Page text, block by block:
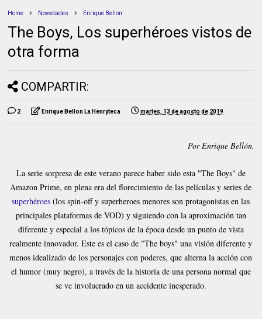
Home Novedades Enrique Bellon
The Boys, Los superhéroes vistos de
otra forma
COMPARTIR:
2 Enrique Bellon La Henryteca martes, 13 de agosto de 2019
Por Enrique Bellón.
La serie sorpresa de este verano parece haber sido esta "The Boys" de
Amazon Prime, en plena era del florecimiento de las películas y series de
superhéroes (los spin-off y superheroes menores son protagonistas en las
principales plataformas de VOD) y siguiendo con la aproximación tan
diferente y especial a los tópicos de la época desde un punto de vista
realmente innovador. Este es el caso de "The boys" una visión diferente y
menos idealizado de los personajes con poderes, que alterna la acción con
el humor (muy negro), a través de la historia de una persona normal que
se ve involucrado en un accidente inesperado.